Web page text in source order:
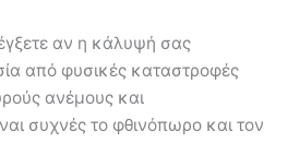
αν η κάλυψή σας
από φυσικές καταστροφές
ανέμους και
συχνές το φθινόπωρο και τον